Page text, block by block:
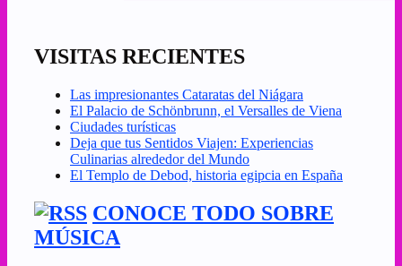
VISITAS RECIENTES
Las impresionantes Cataratas del Niágara
El Palacio de Schönbrunn, el Versalles de Viena
Ciudades turísticas
Deja que tus Sentidos Viajen: Experiencias
Culinarias alrededor del Mundo
El Templo de Debod, historia egipcia en España
CONOCE TODO SOBRE
MÚSICA